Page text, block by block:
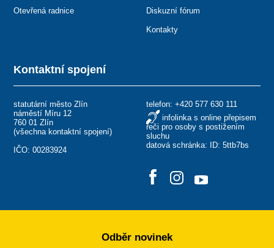
Kontaktní spojení
statutární město Zlín
náměstí Míru 12
760 01 Zlín
(všechna kontaktní spojení)
IČO: 00283924
telefon: +420 577 630 111
infolinka s online přepisem
řeči pro osoby s postižením
sluchu
datová schránka: ID: 5ttb7bs
Otevřená radnice Diskuzní fórum
Kontakty
Odběr novinek